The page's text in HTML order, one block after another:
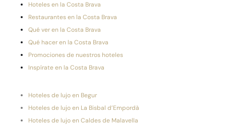
Hoteles en la Costa Brava
Restaurantes en la Costa Brava
Qué ver en la Costa Brava
Qué hacer en la Costa Brava
Promociones de nuestros hoteles
Inspírate en la Costa Brava
Hoteles de lujo en Begur
Hoteles de lujo en La Bisbal d’Empordà
Hoteles de lujo en Caldes de Malavella